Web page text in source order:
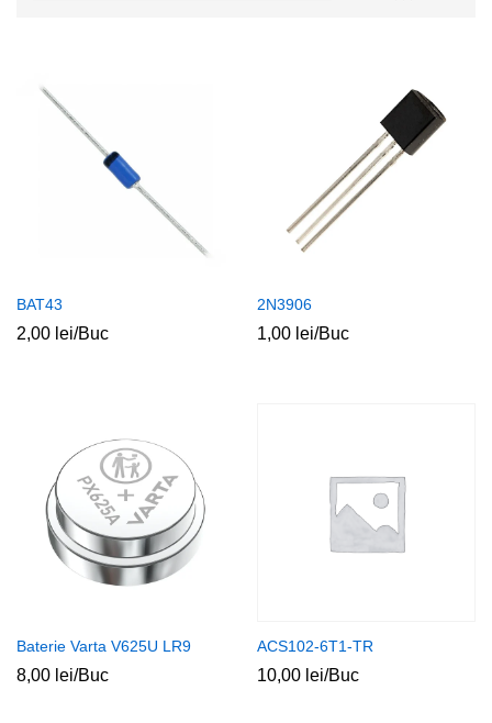
BAT43
2,00 lei/Buc
2N3906
1,00 lei/Buc
Baterie Varta V625U LR9
8,00 lei/Buc
ACS102-6T1-TR
10,00 lei/Buc